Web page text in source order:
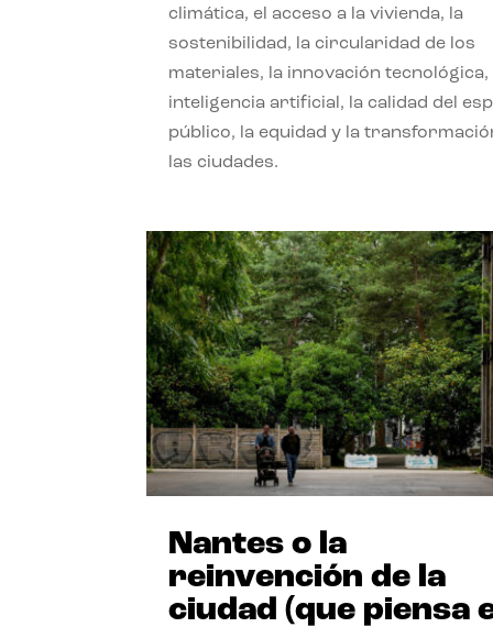
climática, el acceso a la vivienda, la
sostenibilidad, la circularidad de los
materiales, la innovación tecnológica,
inteligencia artificial, la calidad del
público, la equidad y la
las ciudades.
Nantes o la
reinvención de la
ciudad (que piensa